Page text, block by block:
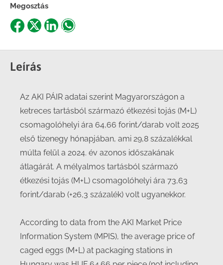
Megosztás
Share
Facebook
Share
X
ShareShare
Leírás
Az AKI PÁIR adatai szerint Magyarországon a
ketreces tartásból származó étkezési tojás (M+L)
csomagolóhelyi ára 64,66 forint/darab volt 2025
első tizenegy hónapjában, ami 29,8 százalékkal
múlta felül a 2024. év azonos időszakának
átlagárát. A mélyalmos tartásból származó
étkezési tojás (M+L) csomagolóhelyi ára 73,63
forint/darab (+26,3 százalék) volt ugyanekkor.
According to data from the AKI Market Price
Information System (MPIS), the average price of
caged eggs (M+L) at packaging stations in